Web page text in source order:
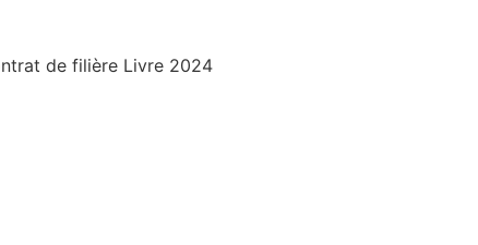
de filière Livre 2024